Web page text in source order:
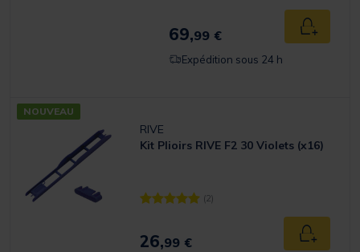
69,99 € Ajouter
Expédition sous 24 h
NOUVEAU
RIVE
Kit Plioirs RIVE F2 30 Violets (x16)
[object Object] out of 5 Customer Rating
(2)
26,99 € Ajouter